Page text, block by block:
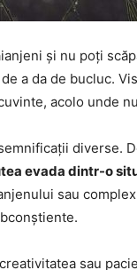
și nu poți
a da de bucluc.
acolo unde
diverse.
evada dintr-o
sau
sau